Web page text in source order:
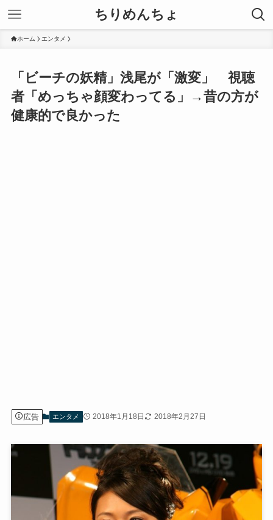
ちりめんちょ
ホーム エンタメ
「ビーチの妖精」浅尾が「激変」 視聴
者「めっちゃ顔変わってる」→昔の方が
健康的で良かった
広告 エンタメ 2018年1月18日 2018年2月27日